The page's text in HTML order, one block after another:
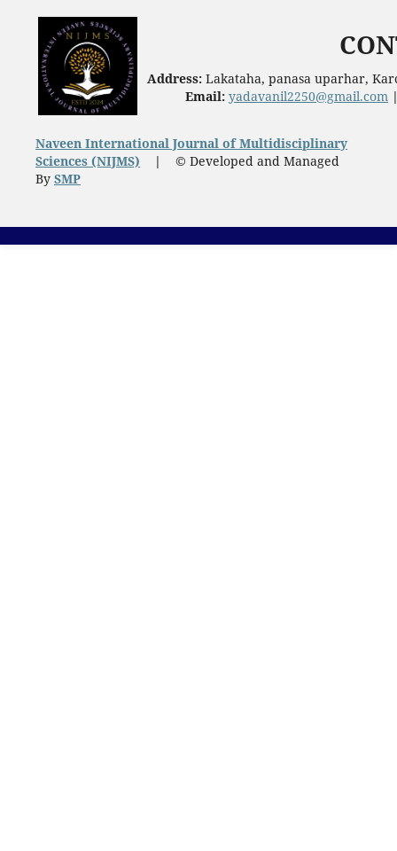
Address:Lakataha, panasa uparhar,
Email: yadavanil2250@gmail.com
Naveen International Journal of Multidisciplinary
Sciences (NIJMS) | © Developed and Managed
By SMP